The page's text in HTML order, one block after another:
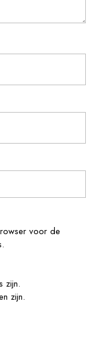
voor de
zijn.
zijn.